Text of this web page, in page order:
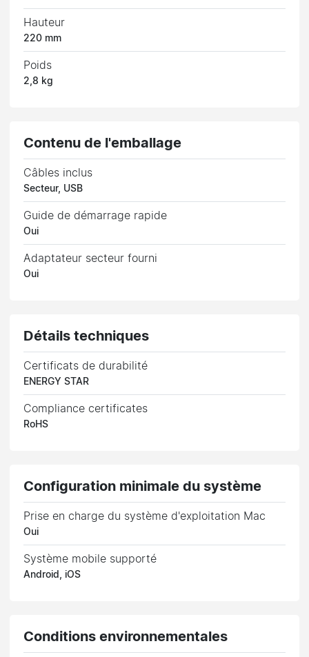
Hauteur
220 mm
Poids
2,8 kg
Contenu de l'emballage
Câbles inclus
Secteur, USB
Guide de démarrage rapide
Oui
Adaptateur secteur fourni
Oui
Détails techniques
Certificats de durabilité
ENERGY STAR
Compliance certificates
RoHS
Configuration minimale du système
Prise en charge du système d'exploitation Mac
Oui
Système mobile supporté
Android, iOS
Conditions environnementales